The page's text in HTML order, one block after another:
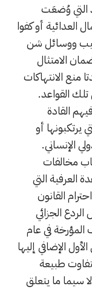
التي وُضعَت
العدائية أو كفوا
ووسائل شن
الامتثال
منع الانتهاكات
القواعد.
القادة
يرتكبونها أو
الإنساني.
مخالفات
العرفية التي
القانون
الجزائي
المؤرخة في عام
الأول الإضافي إليها
طبيعة
سيما ما يتعلق